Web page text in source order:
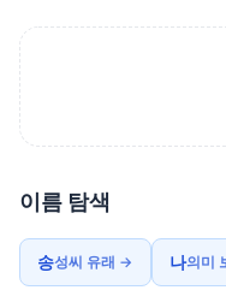
이름 탐색
송성씨 유래 → 나의미